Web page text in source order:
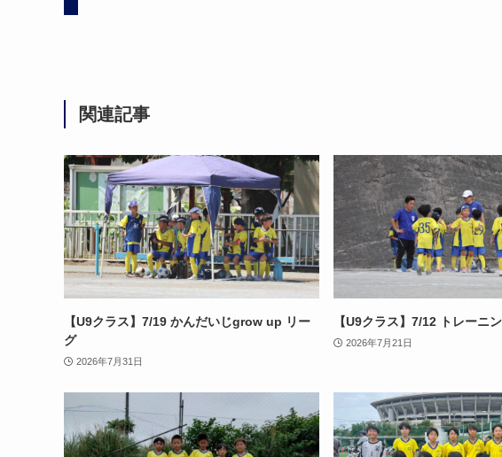
関連記事
【U9クラス】7/19 かんだいじgrow up リー
グ
2026年7月31日
【U9クラス】7/12 トレーニ
2026年7月21日